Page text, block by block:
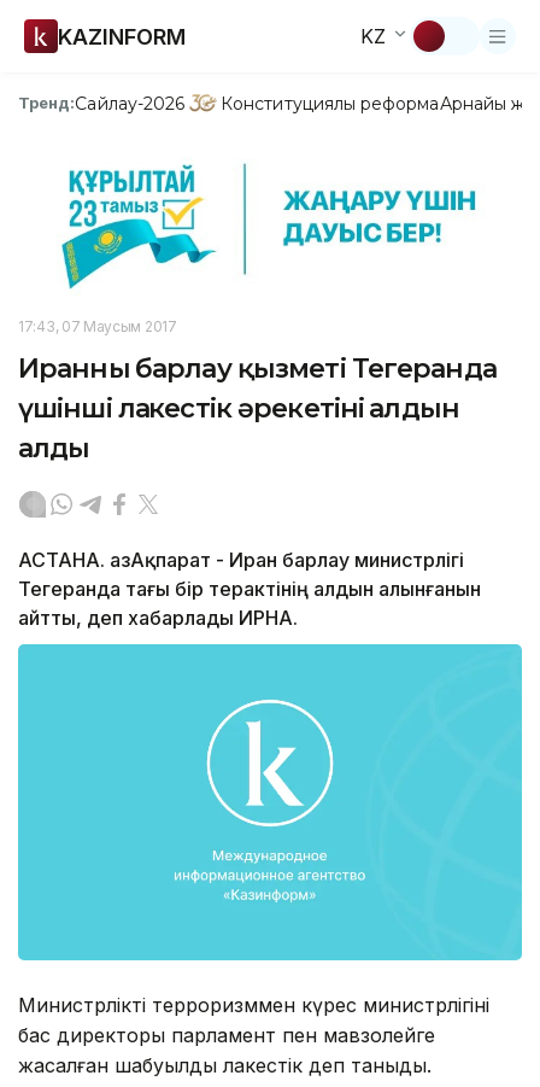
KAZINFORM KZ
Тренд:Сайлау-2026 Конституциялық реформаАрнайы
17:43, 07 Маусым 2017
Иранның барлау қызметі Тегеранда
үшінші лаңкестік әрекетінің алдын
алды
АСТАНА. ҚазАқпарат - Иран барлау министрлігі
Тегеранда тағы бір терактінің алдын алынғанын
айтты, деп хабарлады ИРНА.
Министрліктің терроризммен күрес министрлігінің
бас директоры парламент пен мавзолейге
жасалған шабуылды лаңкестік деп таныды.